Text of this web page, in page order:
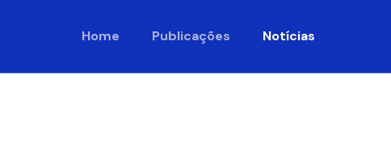
Home Publicações Notícias